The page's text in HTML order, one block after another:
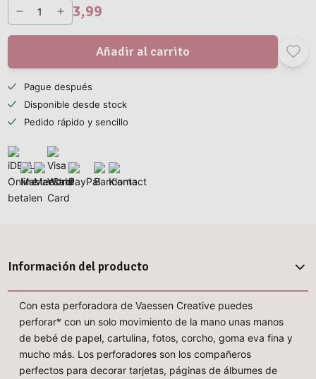
3,99
Añadir al carrito
Pague después
Disponible desde stock
Pedido rápido y sencillo
Información del producto
Con esta perforadora de Vaessen Creative puedes
perforar* con un solo movimiento de la mano unas manos
de bebé de papel, cartulina, fotos, corcho, goma eva fina y
mucho más. Los perforadores son los compañeros
perfectos para decorar tarjetas, páginas de álbumes de